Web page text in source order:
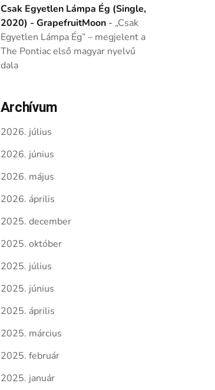
Csak Egyetlen Lámpa Ég (Single,
2020) - GrapefruitMoon- „Csak
Egyetlen Lámpa Ég” – megjelent a
The Pontiac első magyar nyelvű
dala
Archívum
2026. július
2026. június
2026. május
2026. április
2025. december
2025. október
2025. július
2025. június
2025. április
2025. március
2025. február
2025. január